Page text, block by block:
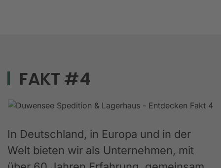
FAKT #4
In Deutschland, in Europa und in der
Welt bieten wir als Unternehmen, mit